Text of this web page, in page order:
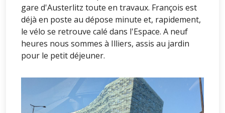
gare d'Austerlitz toute en travaux. François est
déjà en poste au dépose minute et, rapidement,
le vélo se retrouve calé dans l'Espace. A neuf
heures nous sommes à Illiers, assis au jardin
pour le petit déjeuner.